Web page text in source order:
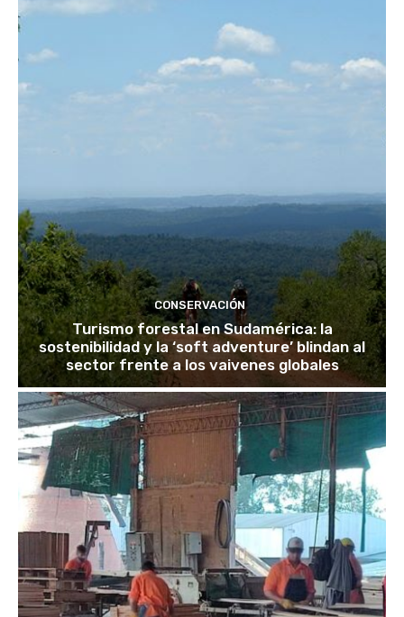
CONSERVACIÓN
Turismo forestal en Sudamérica: la
sostenibilidad y la ‘soft adventure’ blindan al
sector frente a los vaivenes globales